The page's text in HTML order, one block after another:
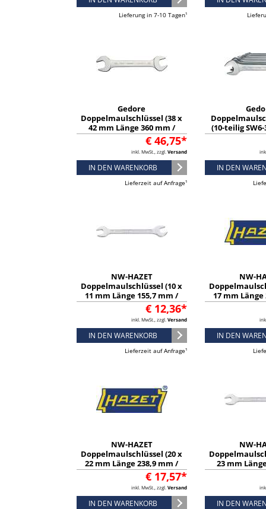
Lieferung in 7-10 Tagen¹
Gedore
Doppelmaulschlüssel (38 x
42 mm Länge 360 mm /
verchromt) - 6068550
€ 46,75*
inkl. MwSt., zzgl. Versand
IN DEN WARENKORB
Lieferzeit auf Anfrage¹
(10-teilig
Stahl
IN DEN
NW-HAZET
Doppelmaulschlüssel (10 x
11 mm Länge 155,7 mm /
verchromt) - 450N-10X11
€ 12,36*
inkl. MwSt., zzgl. Versand
IN DEN WARENKORB
Lieferzeit auf Anfrage¹
NW-
17 mm
verchromt) -
IN DEN
NW-HAZET
Doppelmaulschlüssel (20 x
22 mm Länge 238,9 mm /
verchromt) - 450N-20X22
€ 17,57*
inkl. MwSt., zzgl. Versand
IN DEN WARENKORB
NW-
23 mm
verchromt) -
IN DEN